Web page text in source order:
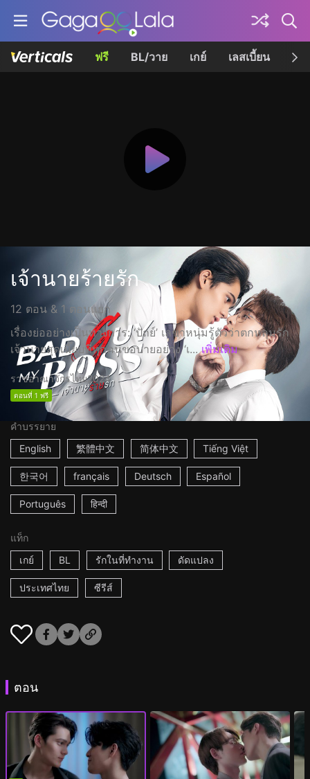
ฟรี BL/วาย เกย์ เลสเบี้ยน เค
เจ้านายร้ายรัก
12 ตอน & 1 ตอนแยก
เรื่องย่ออย่างเป็นทางการ: ‘ปัถย์’ เลขาหนุ่มรู้ตัวว่าตกหลุมรัก
เจ้านายสุดเนี๊ยบที่ทุกคนขอบายอย่าง ‘เ... เพิ่มเติม
ราชอาณาจักรไทย2024
ตอนที่ 1 ฟรี
คำบรรยาย
English
繁體中文 简体中文 Tiếng Việt
한국어 français Deutsch Español
Português हिन्दी
แท็ก
เกย์
BL รักในที่ทำงาน ดัดแปลง
ประเทศไทย ซีรีส์
ตอน